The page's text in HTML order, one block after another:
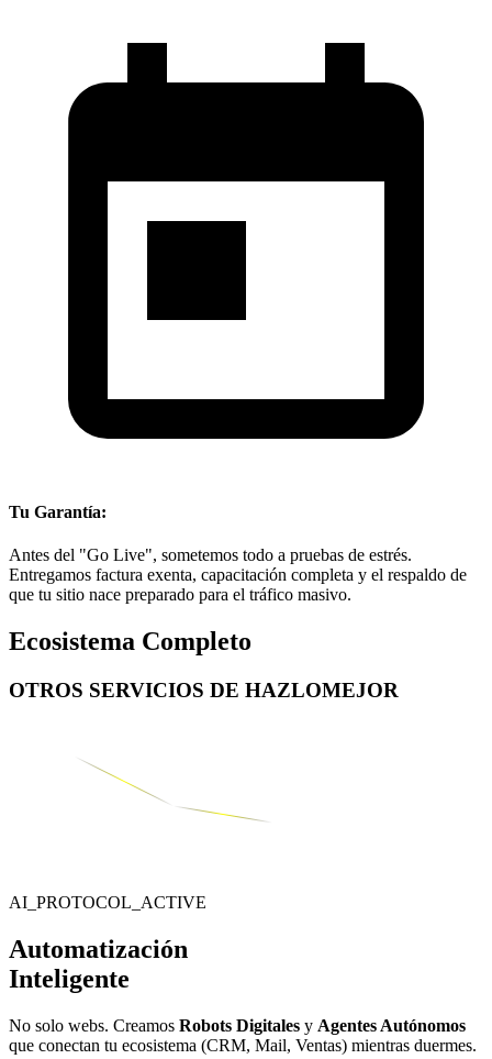
Tu Garantía:
Antes del "Go Live", sometemos todo a pruebas de estrés.
Entregamos factura exenta, capacitación completa y el respaldo de
que tu sitio nace preparado para el tráfico masivo.
Ecosistema Completo
OTROS SERVICIOS DE HAZLOMEJOR
AI_PROTOCOL_ACTIVE
Automatización
Inteligente
No solo webs. Creamos Robots Digitales y Agentes Autónomos
que conectan tu ecosistema (CRM, Mail, Ventas) mientras duermes.